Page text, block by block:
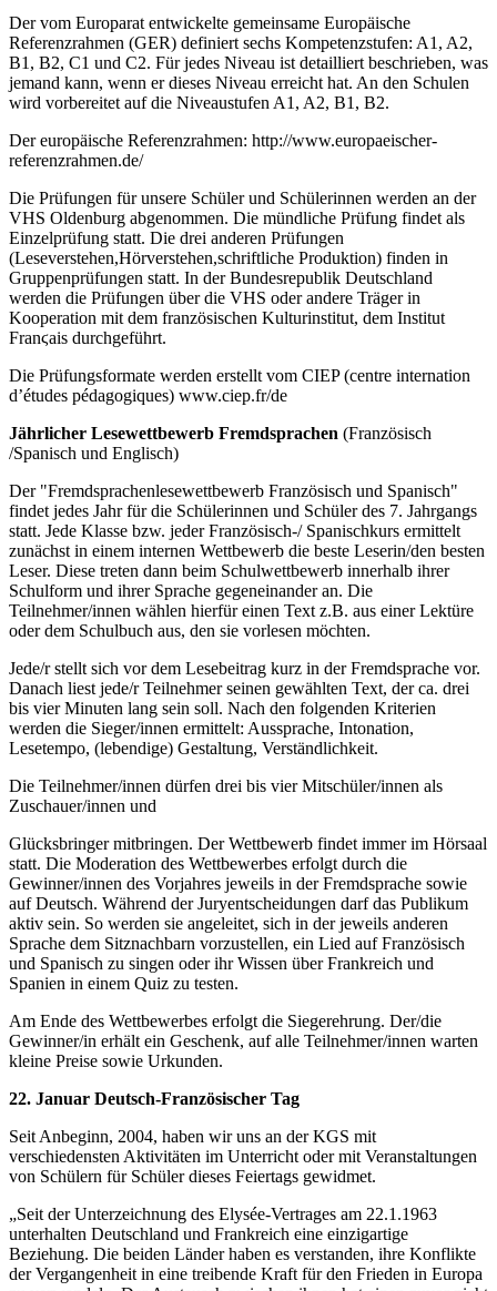
Der vom Europarat entwickelte gemeinsame Europäische
Referenzrahmen (GER) definiert sechs Kompetenzstufen: A1, A2,
B1, B2, C1 und C2. Für jedes Niveau ist detailliert beschrieben, was
jemand kann, wenn er dieses Niveau erreicht hat. An den Schulen
wird vorbereitet auf die Niveaustufen A1, A2, B1, B2.
Der europäische Referenzrahmen: http://www.europaeischer-
referenzrahmen.de/
Die Prüfungen für unsere Schüler und Schülerinnen werden an der
VHS Oldenburg abgenommen. Die mündliche Prüfung findet als
Einzelprüfung statt. Die drei anderen Prüfungen
(Leseverstehen,Hörverstehen,schriftliche Produktion) finden in
Gruppenprüfungen statt. In der Bundesrepublik Deutschland
werden die Prüfungen über die VHS oder andere Träger in
Kooperation mit dem französischen Kulturinstitut, dem Institut
Franϛais durchgeführt.
Die Prüfungsformate werden erstellt vom CIEP (centre internation
d’études pédagogiques) www.ciep.fr/de
Jährlicher Lesewettbewerb Fremdsprachen (Französisch
/Spanisch und Englisch)
Der "Fremdsprachenlesewettbewerb Französisch und Spanisch"
findet jedes Jahr für die Schülerinnen und Schüler des 7. Jahrgangs
statt. Jede Klasse bzw. jeder Französisch-/ Spanischkurs ermittelt
zunächst in einem internen Wettbewerb die beste Leserin/den besten
Leser. Diese treten dann beim Schulwettbewerb innerhalb ihrer
Schulform und ihrer Sprache gegeneinander an. Die
Teilnehmer/innen wählen hierfür einen Text z.B. aus einer Lektüre
oder dem Schulbuch aus, den sie vorlesen möchten.
Jede/r stellt sich vor dem Lesebeitrag kurz in der Fremdsprache vor.
Danach liest jede/r Teilnehmer seinen gewählten Text, der ca. drei
bis vier Minuten lang sein soll. Nach den folgenden Kriterien
werden die Sieger/innen ermittelt: Aussprache, Intonation,
Lesetempo, (lebendige) Gestaltung, Verständlichkeit.
Die Teilnehmer/innen dürfen drei bis vier Mitschüler/innen als
Zuschauer/innen und
Glücksbringer mitbringen. Der Wettbewerb findet immer im Hörsaal
statt. Die Moderation des Wettbewerbes erfolgt durch die
Gewinner/innen des Vorjahres jeweils in der Fremdsprache sowie
auf Deutsch. Während der Juryentscheidungen darf das Publikum
aktiv sein. So werden sie angeleitet, sich in der jeweils anderen
Sprache dem Sitznachbarn vorzustellen, ein Lied auf Französisch
und Spanisch zu singen oder ihr Wissen über Frankreich und
Spanien in einem Quiz zu testen.
Am Ende des Wettbewerbes erfolgt die Siegerehrung. Der/die
Gewinner/in erhält ein Geschenk, auf alle Teilnehmer/innen warten
kleine Preise sowie Urkunden.
22. Januar Deutsch-Französischer Tag
Seit Anbeginn, 2004, haben wir uns an der KGS mit
verschiedensten Aktivitäten im Unterricht oder mit Veranstaltungen
von Schülern für Schüler dieses Feiertags gewidmet.
„Seit der Unterzeichnung des Elysée-Vertrages am 22.1.1963
unterhalten Deutschland und Frankreich eine einzigartige
Beziehung. Die beiden Länder haben es verstanden, ihre Konflikte
der Vergangenheit in eine treibende Kraft für den Frieden in Europa